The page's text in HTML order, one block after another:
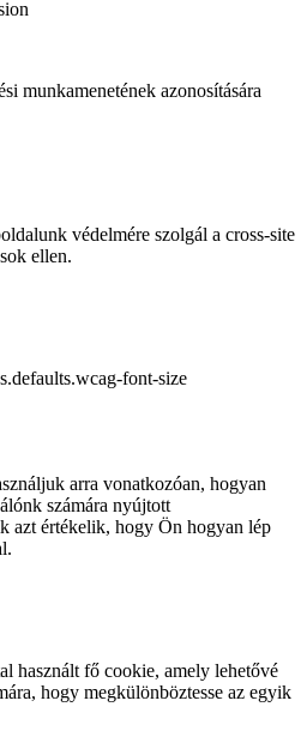
munkamenetének azonosítására
védelmére szolgál a cross-site
ellen.
font-size
arra vonatkozóan, hogyan
számára nyújtott
azt értékelik, hogy Ön hogyan lép
használt fő cookie, amely lehetővé
hogy megkülönböztesse az egyik